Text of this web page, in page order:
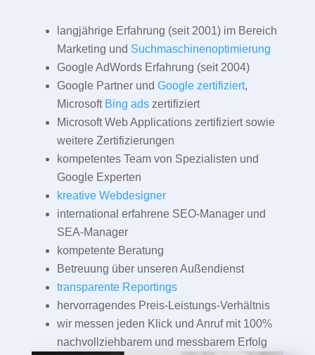
langjährige Erfahrung (seit 2001) im Bereich
Marketing und Suchmaschinenoptimierung
Google AdWords Erfahrung (seit 2004)
Google Partner und Google zertifiziert,
Microsoft Bing adszertifiziert
Microsoft Web Applications zertifiziert sowie
weitere Zertifizierungen
kompetentes Team von Spezialisten und
Google Experten
kreative Webdesigner
international erfahrene SEO-Manager und
SEA-Manager
kompetente Beratung
Betreuung über unseren Außendienst
transparente Reportings
hervorragendes Preis-Leistungs-Verhältnis
wir messen jeden Klick und Anruf mit 100%
nachvollziehbarem und messbarem Erfolg